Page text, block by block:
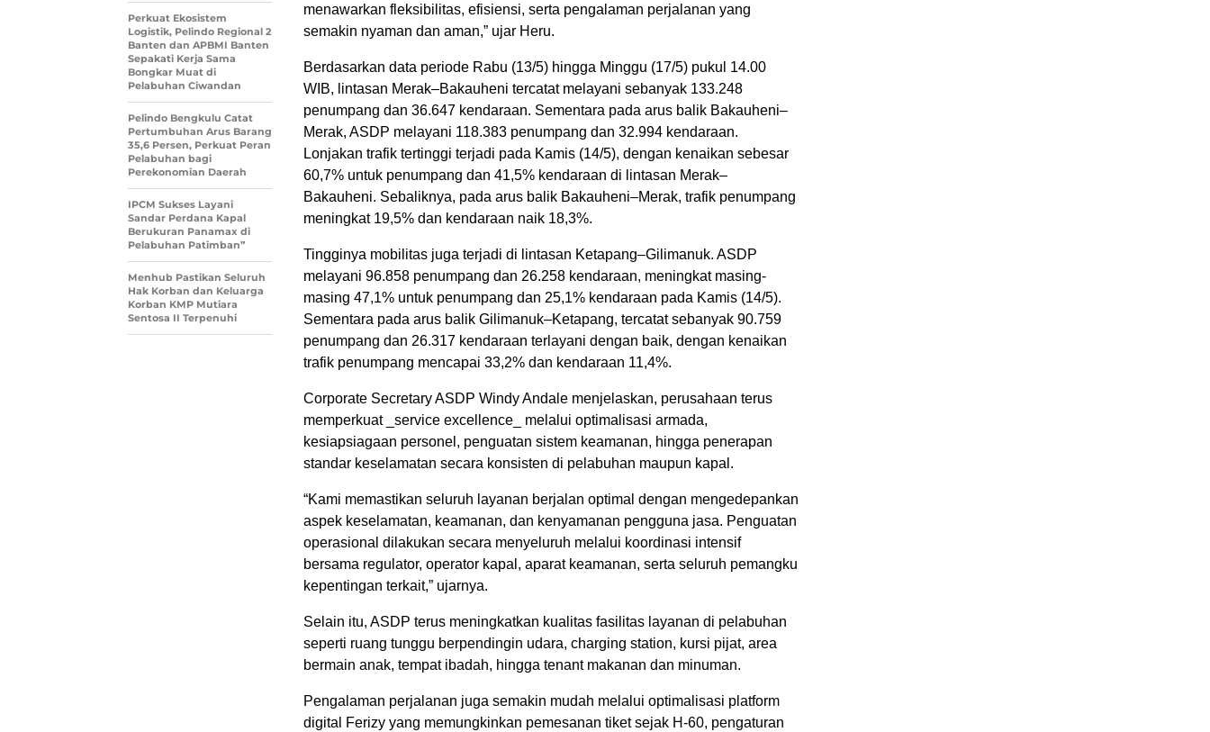
menawarkan fleksibilitas, efisiensi, serta pengalaman perjalanan yang
semakin nyaman dan aman,” ujar Heru.
Berdasarkan data periode Rabu (13/5) hingga Minggu (17/5) pukul 14.00
WIB, lintasan Merak–Bakauheni tercatat melayani sebanyak 133.248
penumpang dan 36.647 kendaraan. Sementara pada arus balik Bakauheni–
Merak, ASDP melayani 118.383 penumpang dan 32.994 kendaraan.
Lonjakan trafik tertinggi terjadi pada Kamis (14/5), dengan kenaikan sebesar
60,7% untuk penumpang dan 41,5% kendaraan di lintasan Merak–
Bakauheni. Sebaliknya, pada arus balik Bakauheni–Merak, trafik penumpang
meningkat 19,5% dan kendaraan naik 18,3%.
Tingginya mobilitas juga terjadi di lintasan Ketapang–Gilimanuk. ASDP
melayani 96.858 penumpang dan 26.258 kendaraan, meningkat masing-
masing 47,1% untuk penumpang dan 25,1% kendaraan pada Kamis (14/5).
Sementara pada arus balik Gilimanuk–Ketapang, tercatat sebanyak 90.759
penumpang dan 26.317 kendaraan terlayani dengan baik, dengan kenaikan
trafik penumpang mencapai 33,2% dan kendaraan 11,4%.
Corporate Secretary ASDP Windy Andale menjelaskan, perusahaan terus
memperkuat _service excellence_ melalui optimalisasi armada,
kesiapsiagaan personel, penguatan sistem keamanan, hingga penerapan
standar keselamatan secara konsisten di pelabuhan maupun kapal.
“Kami memastikan seluruh layanan berjalan optimal dengan mengedepankan
aspek keselamatan, keamanan, dan kenyamanan pengguna jasa. Penguatan
operasional dilakukan secara menyeluruh melalui koordinasi intensif
bersama regulator, operator kapal, aparat keamanan, serta seluruh pemangku
kepentingan terkait,” ujarnya.
Selain itu, ASDP terus meningkatkan kualitas fasilitas layanan di pelabuhan
seperti ruang tunggu berpendingin udara, charging station, kursi pijat, area
bermain anak, tempat ibadah, hingga tenant makanan dan minuman.
Pengalaman perjalanan juga semakin mudah melalui optimalisasi platform
digital Ferizy yang memungkinkan pemesanan tiket sejak H-60, pengaturan
Perkuat Ekosistem
Logistik, Pelindo Regional 2
Banten dan APBMI Banten
Sepakati Kerja Sama
Bongkar Muat di
Pelabuhan Ciwandan
Pelindo Bengkulu Catat
Pertumbuhan Arus Barang
35,6 Persen, Perkuat Peran
Pelabuhan bagi
Perekonomian Daerah
IPCM Sukses Layani
Sandar Perdana Kapal
Berukuran Panamax di
Pelabuhan Patimban”
Menhub Pastikan Seluruh
Hak Korban dan Keluarga
Korban KMP Mutiara
Sentosa II Terpenuhi